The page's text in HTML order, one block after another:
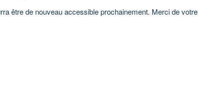
être de nouveau accessible prochainement. Merci de votre